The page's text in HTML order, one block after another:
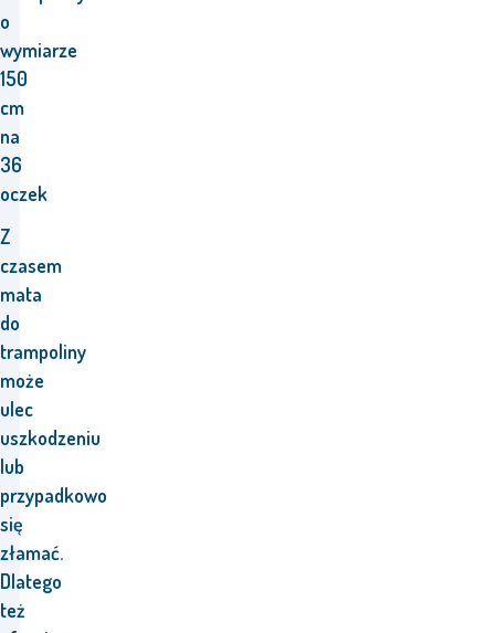
o
wymiarze
150
cm
na
36
oczek
Z
czasem
mata
do
trampoliny
może
ulec
uszkodzeniu
lub
przypadkowo
się
złamać.
Dlatego
też